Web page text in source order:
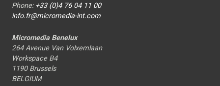
Phone: +33 (0)4 76 04 11 00
info.fr@micromedia-int.com
Micromedia Benelux
264 Avenue Van Volxemlaan
Workspace B4
1190 Brussels
BELGIUM